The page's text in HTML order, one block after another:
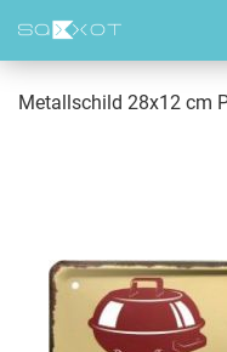
Metallschild 28x12 cm